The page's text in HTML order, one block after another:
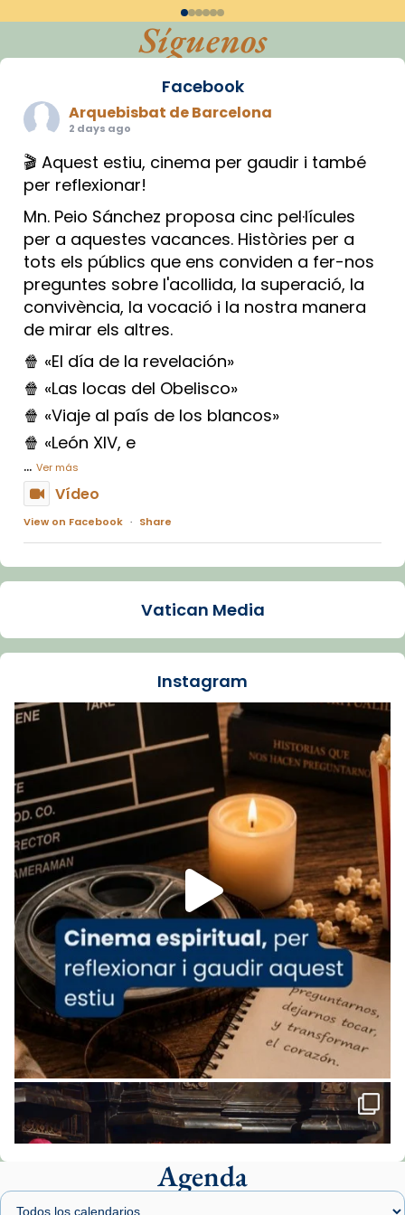
Síguenos
Facebook
Arquebisbat de Barcelona
2 days ago
🎬 Aquest estiu, cinema per gaudir i també
per reflexionar!
Mn. Peio Sánchez proposa cinc pel·lícules
per a aquestes vacances. Històries per a
tots els públics que ens conviden a fer-nos
preguntes sobre l'acollida, la superació, la
convivència, la vocació i la nostra manera
de mirar els altres.
🍿 «El día de la revelación»
🍿 «Las locas del Obelisco»
🍿 «Viaje al país de los blancos»
🍿 «León XIV, e
... Ver más
Vídeo
View on Facebook · Share
Arquebisbat de Barcelona
La Carmina va patir depressió. Fa gairebé
dos mesos, a l'Estadi Lluís Companys, la
Recupera l'entrevista comp
Vatican
tican News 👇
www.vaticannews.va/es/iglesia/news/2026-
07/carmina-historia-depresion-papa-viaje-
espana-testimoni...
Foto
View on Facebook · Share
Arquebisbat de Barcelona
1 week ago
«Avui les santes Juliana i Semproniana ens
ajuden a alçar la mirada»
Mons. Sergi Gordo, bisbe de Tortosa, ha
presidit aquest 27 de juliol la missa de Les
Santes de Mataró.
🔗tinyurl.com/cvu5jmbk
📸 J. Merino
Vatican Media
Instagram
Agenda